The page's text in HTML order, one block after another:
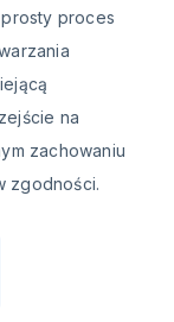
proces
na
zachowaniu
zgodności.